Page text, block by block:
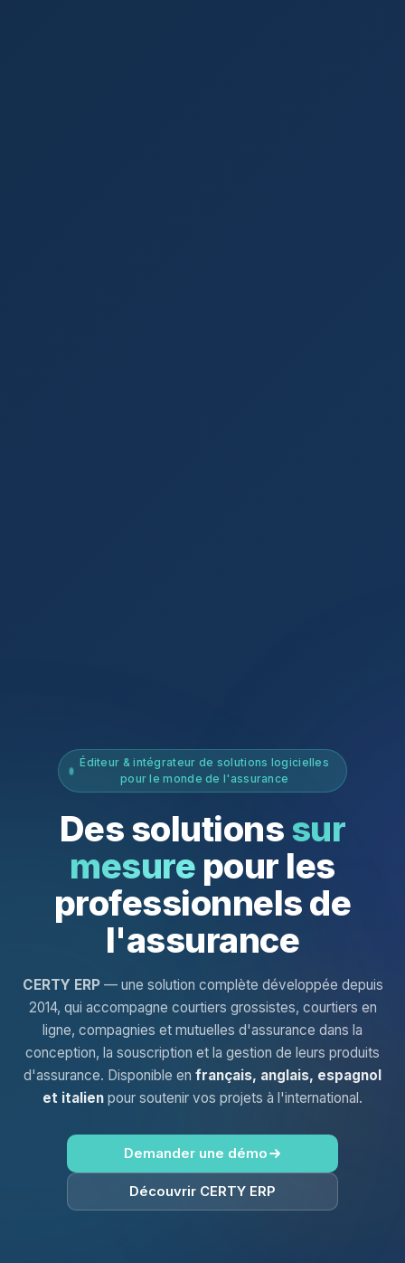
Éditeur & intégrateur de solutions logicielles
pour le monde de l'assurance
Des solutionssur
mesure pour les
professionnels de
l'assurance
CERTY ERP— une solution complète développée depuis
2014, qui accompagne courtiers grossistes, courtiers en
ligne, compagnies et mutuelles d'assurance dans la
conception, la souscription et la gestion de leurs produits
d'assurance. Disponible en français, anglais, espagnol
et italien pour soutenir vos projets à l'international.
Demander une démo
Découvrir CERTY ERP